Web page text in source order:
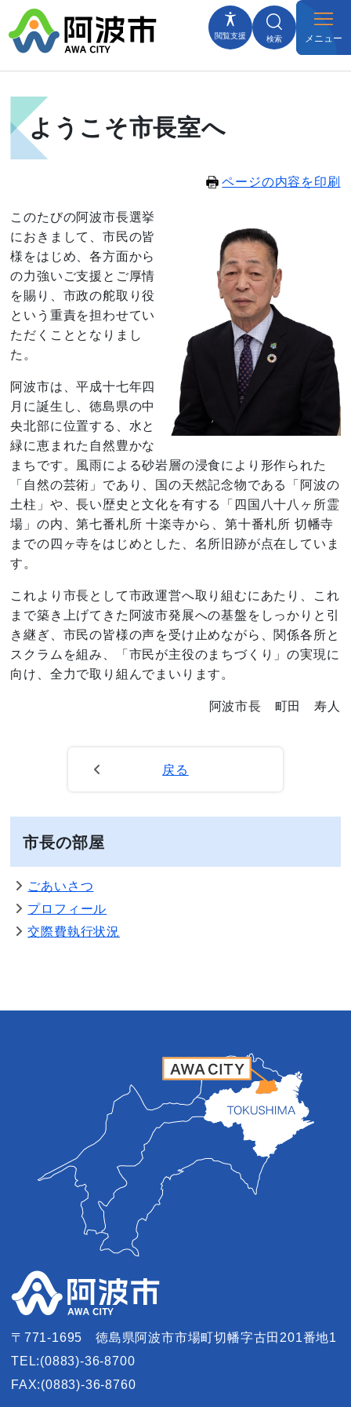
閲覧支援 検索 メニュー
ようこそ市長室へ
ページの内容を印刷
このたびの阿波市長選挙
におきまして、市民の皆
様をはじめ、各方面から
の力強いご支援とご厚情
を賜り、市政の舵取り役
という重責を担わせてい
ただくこととなりまし
た。
阿波市は、平成十七年四
月に誕生し、徳島県の中
央北部に位置する、水と
緑に恵まれた自然豊かな
まちです。風雨による砂岩層の浸食により形作られた
「自然の芸術」であり、国の天然記念物である「阿波の
土柱」や、長い歴史と文化を有する「四国八十八ヶ所霊
場」の内、第七番札所 十楽寺から、第十番札所 切幡寺
までの四ヶ寺をはじめとした、名所旧跡が点在していま
す。
これより市長として市政運営へ取り組むにあたり、これ
まで築き上げてきた阿波市発展への基盤をしっかりと引
き継ぎ、市民の皆様の声を受け止めながら、関係各所と
スクラムを組み、「市民が主役のまちづくり」の実現に
向け、全力で取り組んでまいります。
阿波市長 町田 寿人
戻る
市長の部屋
ごあいさつ
プロフィール
交際費執行状況
〒771-1695
徳島県阿波市市場町切幡字古田201番地1
TEL:(0883)-36-8700
FAX:(0883)-36-8760